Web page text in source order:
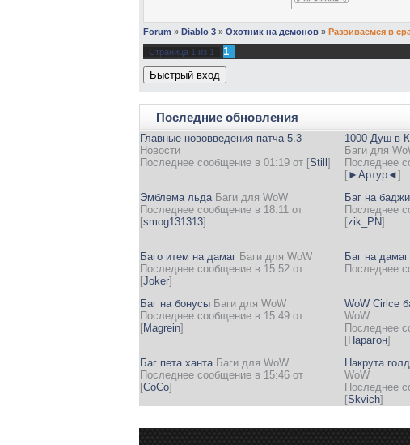
Forum » Diablo 3 » Охотник на демонов » Развиваемся в
Страница 1 из 1
1
Последние обновления
Главные нововведения патча 5.3
Новости
Последнее сообщение в 01:19 от [Still ]
1000 Душ в
Баги для
Последнее
[►Артур◄]
Эмблема льда Баги для WoW
Последнее сообщение в 18:11 от
[smog131313]
Баг на баджи
Последнее
[zik_PN]
Баго итем на дамаг Баги для WoW
Последнее сообщение в 15:52 от
[Joker]
Баг на
Последнее
Баг на бонусы Баги для WoW
Последнее сообщение в 15:49 от
[Magrein]
WoW Cirlce
WoW
Последнее
[Парагон]
Баг пета ханта Баги для WoW
Последнее сообщение в 15:46 от
[CoCo]
Накрута
WoW
Последнее
[Skvich]